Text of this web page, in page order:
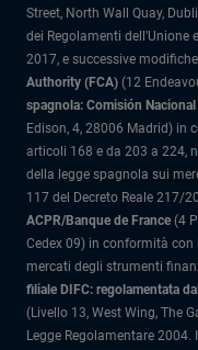
Street, North Wall Quay,
dei Regolamenti dell'Unione
2017, e successive
Authority (FCA) (12
spagnola: Comisión
Edison, 4, 28006 Madrid) in
articoli 168 e da 203 a 224,
della legge spagnola sui
117 del Decreto Reale 217/
ACPR/Banque de France (4
Cedex 09) in conformità con
mercati degli strumenti
filiale DIFC: regolamentata
(Livello 13, West Wing, The
Legge Regolamentare